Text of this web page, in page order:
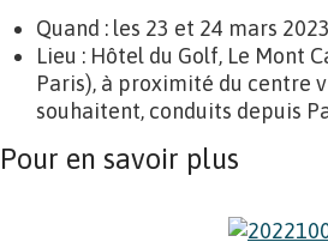
Quand : les 23 et 24 mars 2023
Lieu : Hôtel du Golf, Le Mont
Paris), à proximité du centre
souhaitent, conduits depuis
Pour en savoir plus